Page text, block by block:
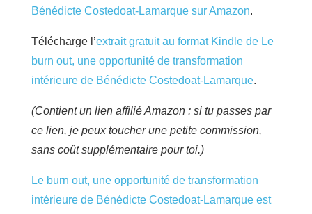
Bénédicte Costedoat-Lamarque sur Amazon.
Télécharge l’extrait gratuit au format Kindle de Le
burn out, une opportunité de transformation
intérieure de Bénédicte Costedoat-Lamarque.
(Contient un lien affilié Amazon : si tu passes par
ce lien, je peux toucher une petite commission,
sans coût supplémentaire pour toi.)
Le burn out, une opportunité de transformation
intérieure de Bénédicte Costedoat-Lamarque est